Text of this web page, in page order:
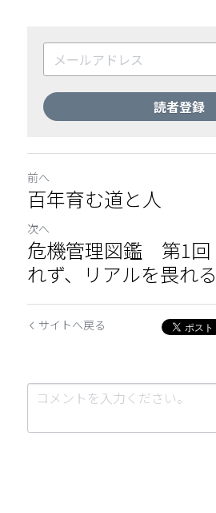
読者登録
前へ
百年育む道と人
次へ
危機管理図鑑 第1回
れず、リアルを畏れる
サイトへ戻る